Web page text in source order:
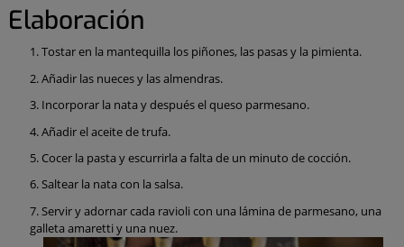
Elaboración
Tostar en la mantequilla los piñones, las pasas y la pimienta.
Añadir las nueces y las almendras.
Incorporar la nata y después el queso parmesano.
Añadir el aceite de trufa.
Cocer la pasta y escurrirla a falta de un minuto de cocción.
Saltear la nata con la salsa.
Servir y adornar cada ravioli con una lámina de parmesano, una
galleta amaretti y una nuez.